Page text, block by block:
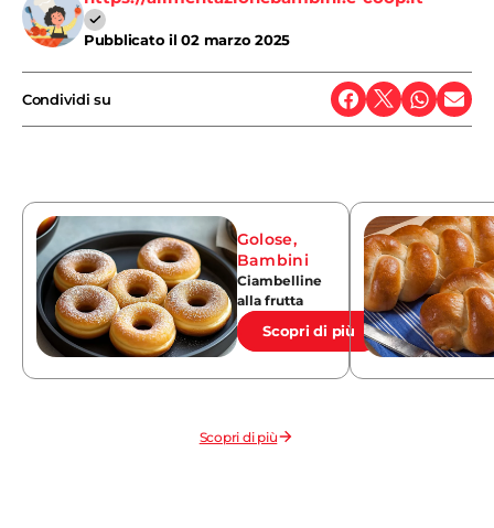
Pubblicato il02 marzo 2025
Condividi su
Golose,
Bambini
Ciambelline
alla frutta
Scopri di più
Scopri di più